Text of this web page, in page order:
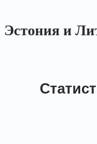
Эстония и